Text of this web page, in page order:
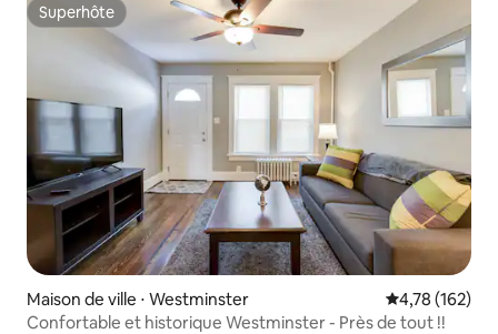
Superhôte
Superhôte
Maison de ville ⋅ Westminster Évaluation
4,78 (162)
Confortable et historique Westminster - Près de tout !!